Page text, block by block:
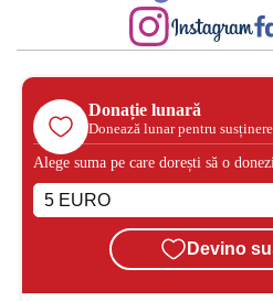
Donație lunară
Donează lunar pentru
Alege suma pe care dorești să o
Devino